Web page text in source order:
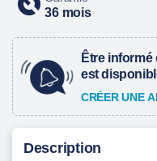
36 mois
Être
est
CRÉER UNE
Description